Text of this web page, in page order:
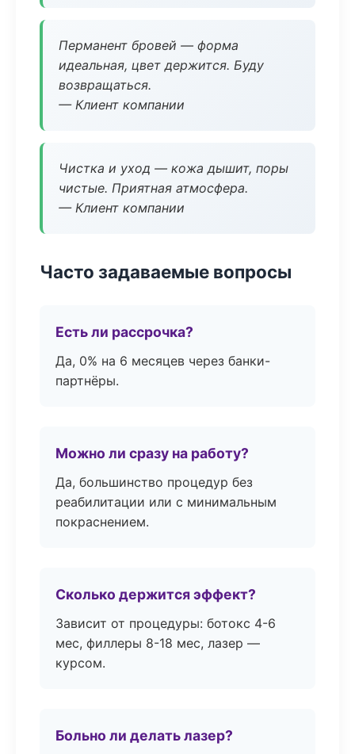
Перманент бровей — форма
идеальная, цвет держится. Буду
возвращаться.
— Клиент компании
Чистка и уход — кожа дышит, поры
чистые. Приятная атмосфера.
— Клиент компании
Часто задаваемые вопросы
Есть ли рассрочка?
Да, 0% на 6 месяцев через банки-
партнёры.
Можно ли сразу на работу?
Да, большинство процедур без
реабилитации или с минимальным
покраснением.
Сколько держится эффект?
Зависит от процедуры: ботокс 4-6
мес, филлеры 8-18 мес, лазер —
курсом.
Больно ли делать лазер?